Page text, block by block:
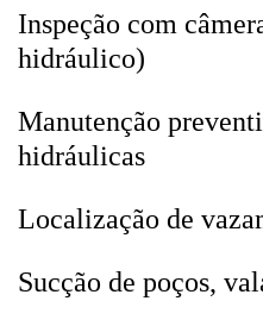
Inspeção com
hidráulico)
Manutenção
hidráulicas
Localização de
Sucção de poços,